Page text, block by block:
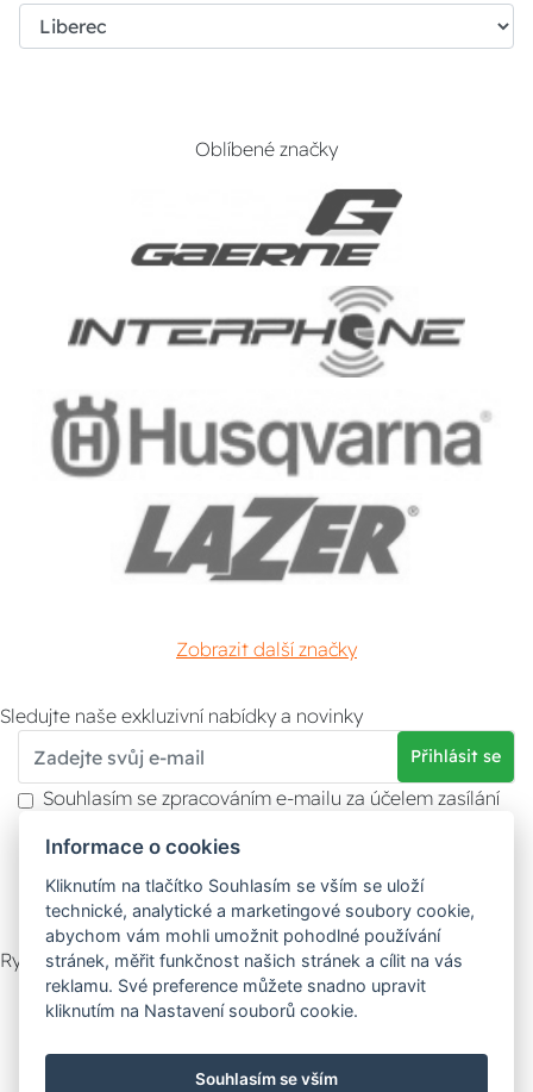
Oblíbené značky
Zobrazit další značky
Sledujte naše exkluzivní nabídky a novinky
Přihlásit se
Souhlasím se zpracováním e-mailu za účelem zasílání
Více informací naleznete v
údajů . Souhlas můžete kdykoliv odvolat.
Rychlý kontakt
Zákaznický servis Vyzvednutí zboží
Informace o cookies
Kliknutím na tlačítko Souhlasím se vším se uloží
technické, analytické a marketingové soubory cookie,
abychom vám mohli umožnit pohodlné používání
stránek, měřit funkčnost našich stránek a cílit na vás
reklamu. Své preference můžete snadno upravit
kliknutím na Nastavení souborů cookie.
Souhlasím se vším